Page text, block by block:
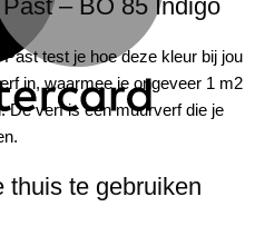
– BO 85 Indigo
Past test je hoe deze kleur bij jou
in, waarmee je ongeveer 1 m2
De verf is een muurverf die je
thuis te gebruiken